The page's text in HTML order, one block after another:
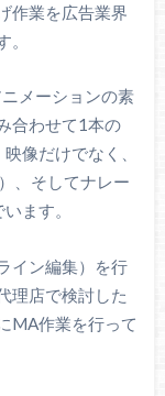
作業を広告業界
メーションの素
合わせて1本の
像だけでなく、
、そしてナレー
ます。
イン編集）を行
理店で検討した
MA作業を行って